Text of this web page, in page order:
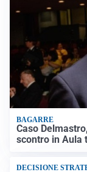
BAGARRE
Caso
scontro in Aula
DECISIONE